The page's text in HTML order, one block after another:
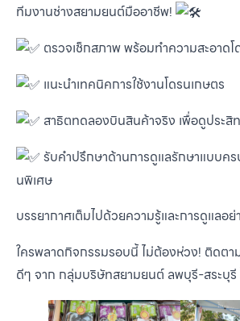
ทีมงานช่างสยามยนต์มืออาชีพ!
ตรวจเช็กสภาพ พร้อมทำความสะอาดโ
แนะนำเทคนิคการใช้งานโดรนเกษตร
สาธิตทดลองบินสินค้าจริง เพื่อดูประสิ
รับคำปรึกษาด้านการดูแลรักษาแบบค
นพิเศษ
บรรยากาศเต็มไปด้วยความรู้และการดูแลอย่
ใครพลาดกิจกรรมรอบนี้ ไม่ต้องห่วง! ติดตา
ดีๆ จาก กลุ่มบริษัทสยามยนต์ ลพบุรี-สระบุรี